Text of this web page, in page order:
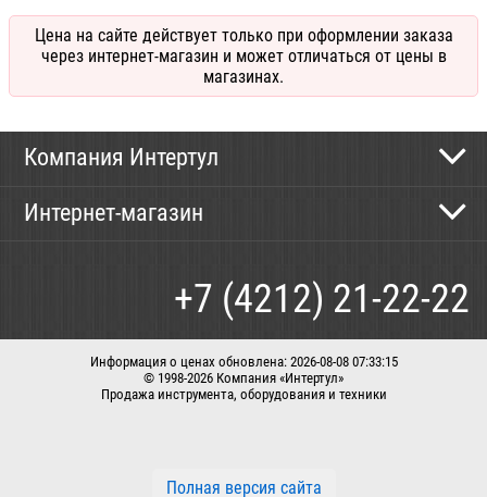
Цена на сайте действует только при оформлении заказа
через интернет-магазин и может отличаться от цены в
магазинах.
Компания Интертул
Новости
Интернет-магазин
Доставка
+7 (4212) 21-22-22
Информация о ценах обновлена: 2026-08-08 07:33:15
© 1998-2026 Компания «Интертул»
Продажа инструмента, оборудования и техники
Полная версия сайта